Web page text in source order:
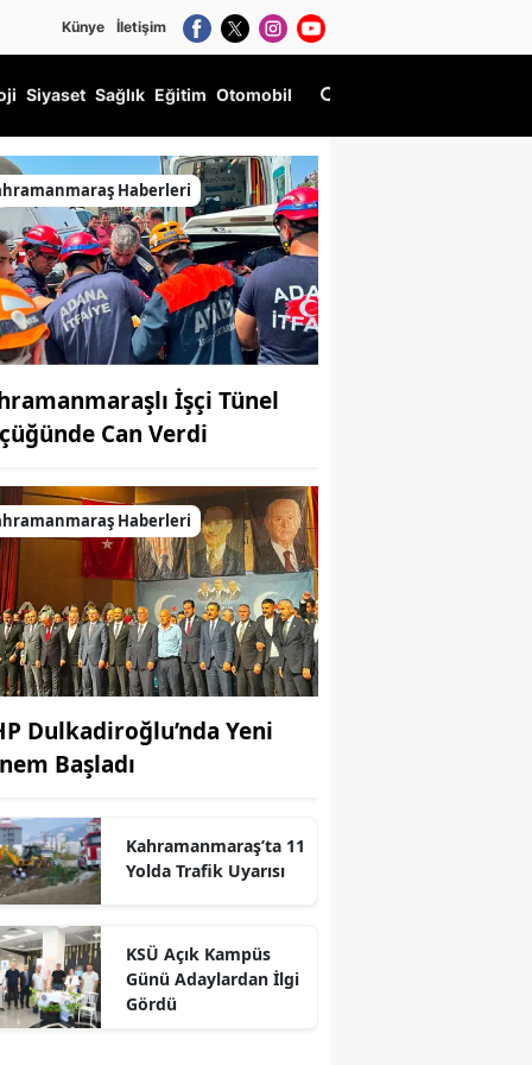
Künye İletişim
Siyaset Sağlık Eğitim Otomobil
Haberleri
İşçi Tünel
Can Verdi
Haberleri
Dulkadiroğlu’nda Yeni
Başladı
Kahramanmaraş’ta 11
Yolda Trafik Uyarısı
KSÜ Açık Kampüs
Günü Adaylardan İlgi
Gördü